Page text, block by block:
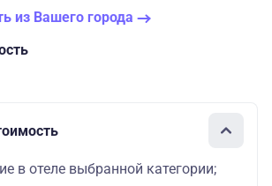
из Вашего города
в отеле выбранной категории;